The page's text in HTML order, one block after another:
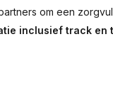
om een
inclusief track en